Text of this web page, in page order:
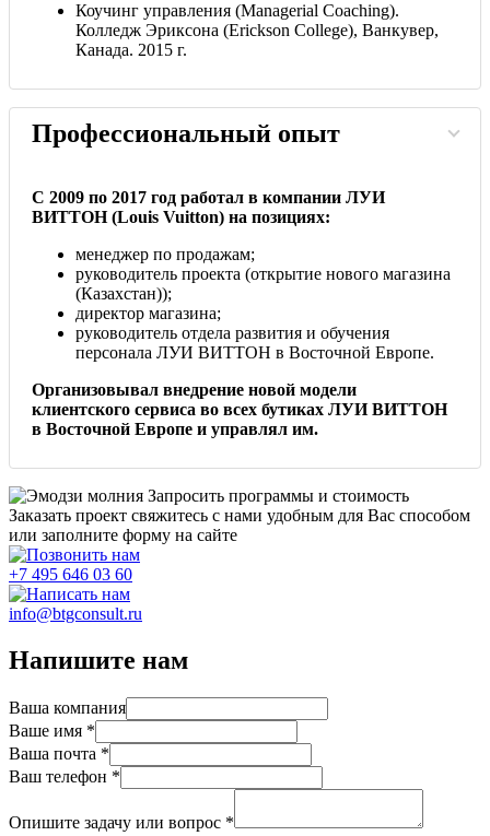
Коучинг управления (Managerial Coaching).
Колледж Эриксона (Erickson College), Ванкувер,
Канада. 2015 г.
Профессиональный опыт
С 2009 по 2017 год работал в компании ЛУИ
ВИТТОН (Louis Vuitton) на позициях:
менеджер по продажам;
руководитель проекта (открытие нового магазина
(Казахстан));
директор магазина;
руководитель отдела развития и обучения
персонала ЛУИ ВИТТОН в Восточной Европе.
Организовывал внедрение новой модели
клиентского сервиса во всех бутиках ЛУИ ВИТТОН
в Восточной Европе и управлял им.
Запросить программы и стоимость
Заказать проект свяжитесь с нами удобным для Вас способом
или заполните форму на сайте
+7 495 646 03 60
info@btgconsult.ru
Напишите нам
Ваша компания
Ваше имя *
Ваша почта *
Ваш телефон *
Опишите задачу или вопрос *